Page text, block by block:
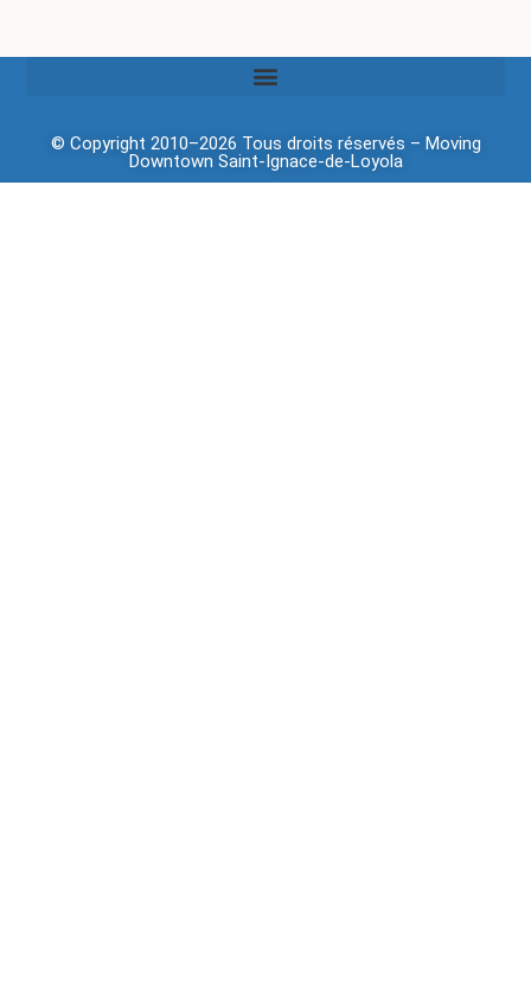
© Copyright 2010–2026 Tous droits réservés – Moving
Downtown Saint-Ignace-de-Loyola